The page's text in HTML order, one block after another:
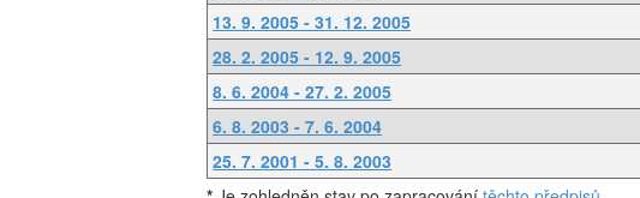
13. 9. 2005 - 31. 12. 2005
28. 2. 2005 - 12. 9. 2005
8. 6. 2004 - 27. 2. 2005
6. 8. 2003 - 7. 6. 2004
25. 7. 2001 - 5. 8. 2003